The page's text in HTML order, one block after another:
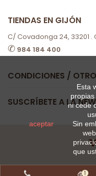
aceptar
Esta
ni cede
Sin
que
TIENDAS EN GIJÓN
C/ Covadonga 24, 33201 .
✆ 984 184 400
CONDICIONES /
SUSCRÍBETE A LA
1